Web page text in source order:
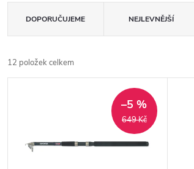
a
z
e
DOPORUČUJEME NEJLEVNĚJŠÍ
12 položek celkem
649 Kč
–5 %